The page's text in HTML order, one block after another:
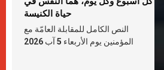
حياة الكنيسة
النص الكامل للمقابلة العامّة مع
المؤمنين يوم الأربعاء 5 آب 2026